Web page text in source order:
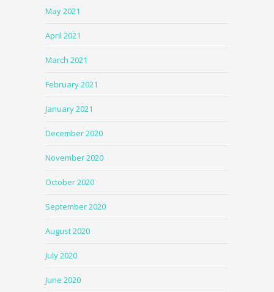
May 2021
April 2021
March 2021
February 2021
January 2021
December 2020
November 2020
October 2020
September 2020
August 2020
July 2020
June 2020